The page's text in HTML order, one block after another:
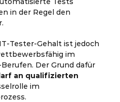
in der Regel den
Tester-Gehalt ist jedoch
im
Der Grund dafür
an qualifizierten
im